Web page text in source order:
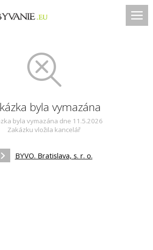
byla vymazána
byla vymazána dne 11.5.2026
Zakázku vložila kancelář
BYVO. Bratislava, s. r. o.